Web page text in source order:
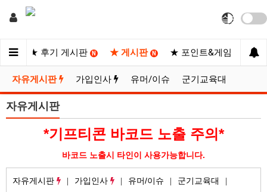
트 ★ 후기 게시판 N ★ 게시판 N ★ 포인트&게임 ★
자유게시판 가입인사 유머/이슈 군기교육대
자유게시판
*기프티콘 바코드 노출 주의*
바코드 노출시 타인이 사용가능합니다.
자유게시판 가입인사 유머/이슈 군기교육대